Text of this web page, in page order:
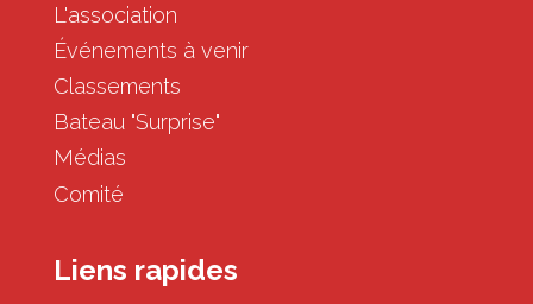
L'association
Événements à venir
Classements
Bateau "Surprise"
Médias
Comité
Liens rapides